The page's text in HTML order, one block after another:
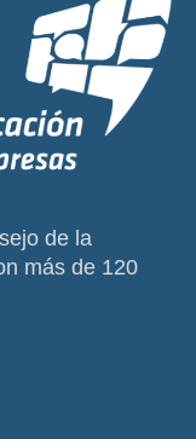
de la
más de 120